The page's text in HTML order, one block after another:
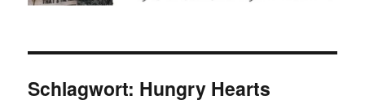
Schlagwort: Hungry Hearts